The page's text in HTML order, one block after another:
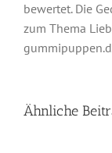
bewertet. Die
zum Thema
Ähnliche